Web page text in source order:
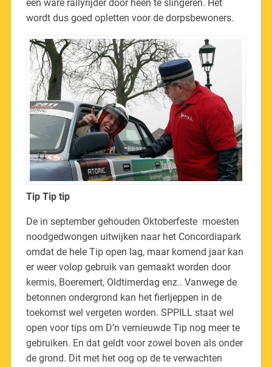
een ware rallyrijder door heen te slingeren. Het
wordt dus goed opletten voor de dorpsbewoners.
Tip Tip tip
De in september gehouden Oktoberfeste moesten
noodgedwongen uitwijken naar het Concordiapark
omdat de hele Tip open lag, maar komend jaar kan
er weer volop gebruik van gemaakt worden door
kermis, Boeremert, Oldtimerdag enz.. Vanwege de
betonnen ondergrond kan het fierljeppen in de
toekomst wel vergeten worden. SPPILL staat wel
open voor tips om D’n vernieuwde Tip nog meer te
gebruiken. En dat geldt voor zowel boven als onder
de grond. Dit met het oog op de te verwachten